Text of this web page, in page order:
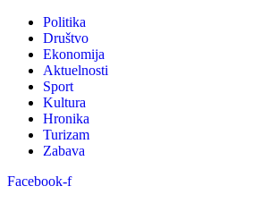
Politika
Društvo
Ekonomija
Aktuelnosti
Sport
Kultura
Hronika
Turizam
Zabava
Facebook-f